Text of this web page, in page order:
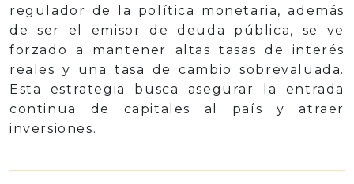
regulador de la política monetaria, además
de ser el emisor de deuda pública, se ve
forzado a mantener altas tasas de interés
reales y una tasa de cambio sobrevaluada.
Esta estrategia busca asegurar la entrada
continua de capitales al país y atraer
inversiones.